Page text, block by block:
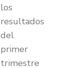
los
resultados
del
primer
trimestre